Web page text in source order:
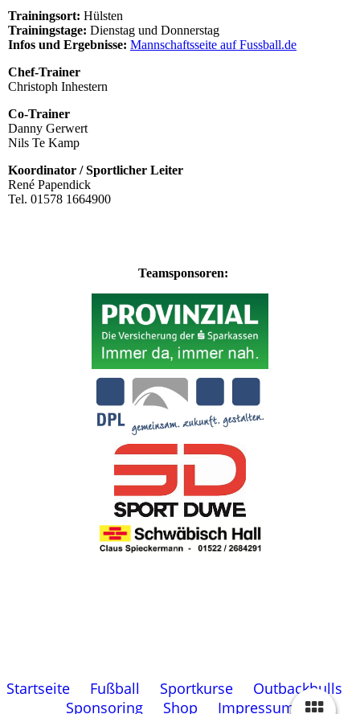
Trainingsort: Hülsten
Trainingstage: Dienstag und Donnerstag
Infos und Ergebnisse: Mannschaftsseite auf Fussball.de
Chef-Trainer
Christoph Inhestern
Co-Trainer
Danny Gerwert
Nils Te Kamp
Koordinator / Sportlicher Leiter
René Papendick
Tel. 01578 1664900
Teamsponsoren:
Startseite Fußball Sportkurse
Outbackbulls
Sponsoring
Shop Impressum